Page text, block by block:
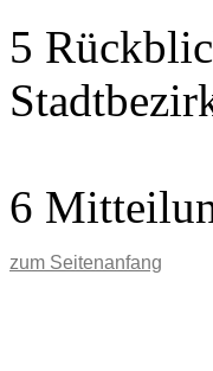
5
6
zum Seitenanfang